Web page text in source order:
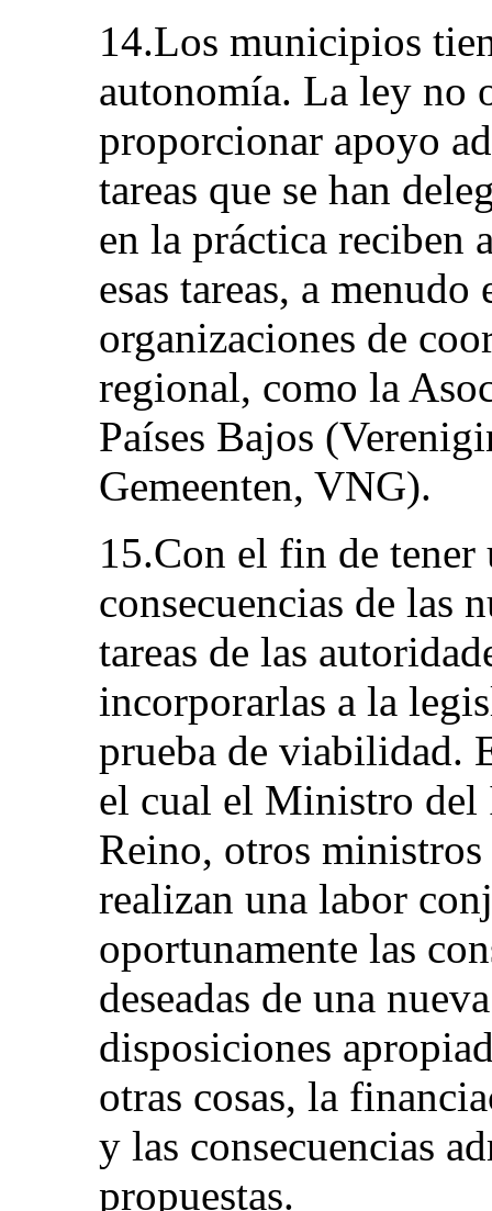
14.Los municipios
autonomía. La ley no
proporcionar apoyo
tareas que se han
en la práctica reciben
esas tareas, a
organizaciones de
regional, como la
Países Bajos
Gemeenten, VNG).
15.Con el fin de tener
consecuencias de las
tareas de las
incorporarlas a la
prueba de viabilidad.
el cual el Ministro del
Reino, otros
realizan una labor
oportunamente las
deseadas de una
disposiciones
otras cosas, la
y las consecuencias
propuestas.